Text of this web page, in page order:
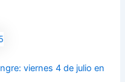
viernes 4 de julio en